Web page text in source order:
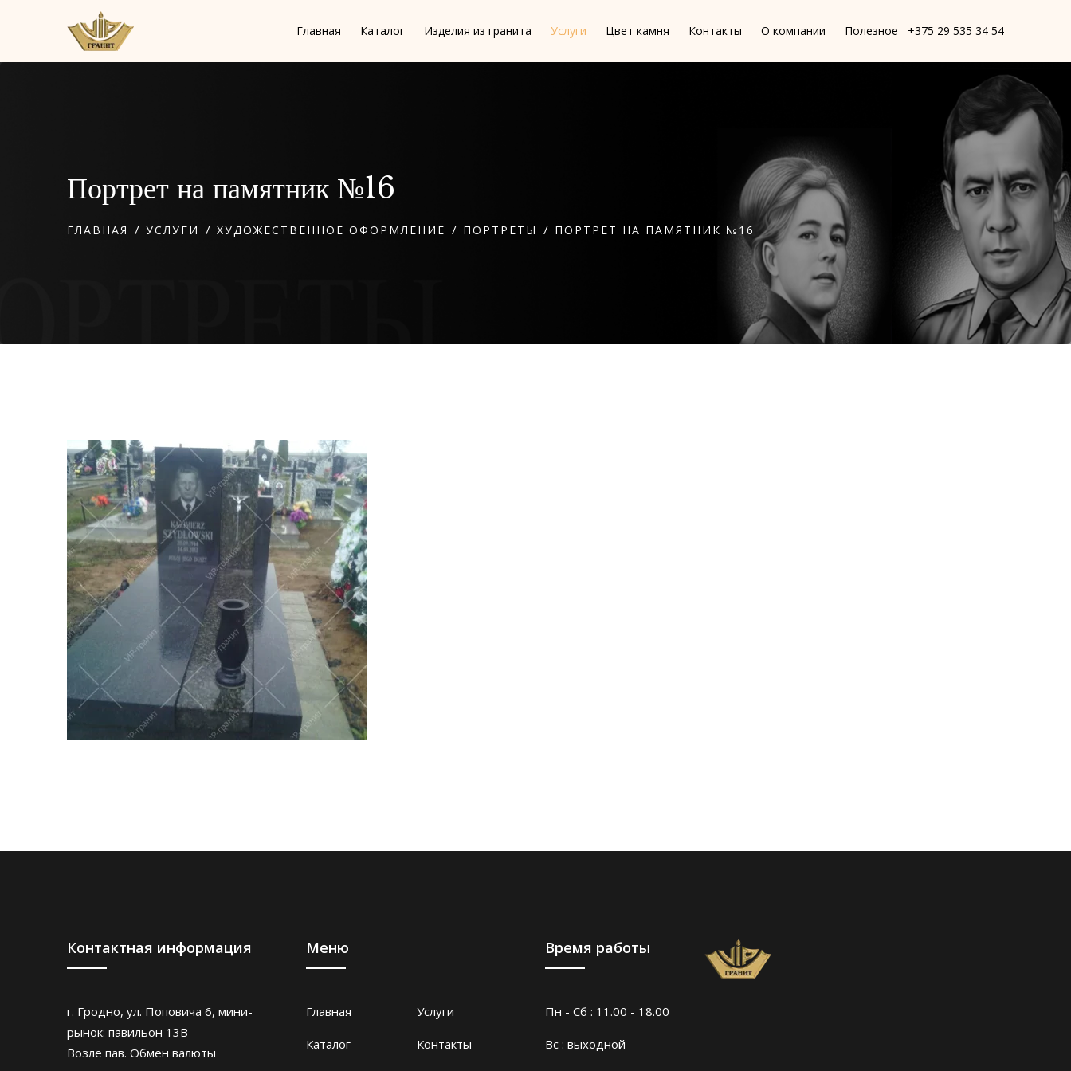
Главная Каталог Изделия из гранита Услуги Цвет камня Контакты О компании Полезное +375 29 535 34 54
Портрет на памятник №16
ГЛАВНАЯ / УСЛУГИ / ХУДОЖЕСТВЕННОЕ ОФОРМЛЕНИЕ / ПОРТРЕТЫ / ПОРТРЕТ НА ПАМЯТНИК №16
Контактная информация
г. Гродно, ул. Поповича 6, мини-
рынок: павильон 13В
Возле пав. Обмен валюты
Меню
Главная
Каталог
Услуги
Контакты
Время работы
Пн - Сб : 11.00 - 18.00
Вс : выходной